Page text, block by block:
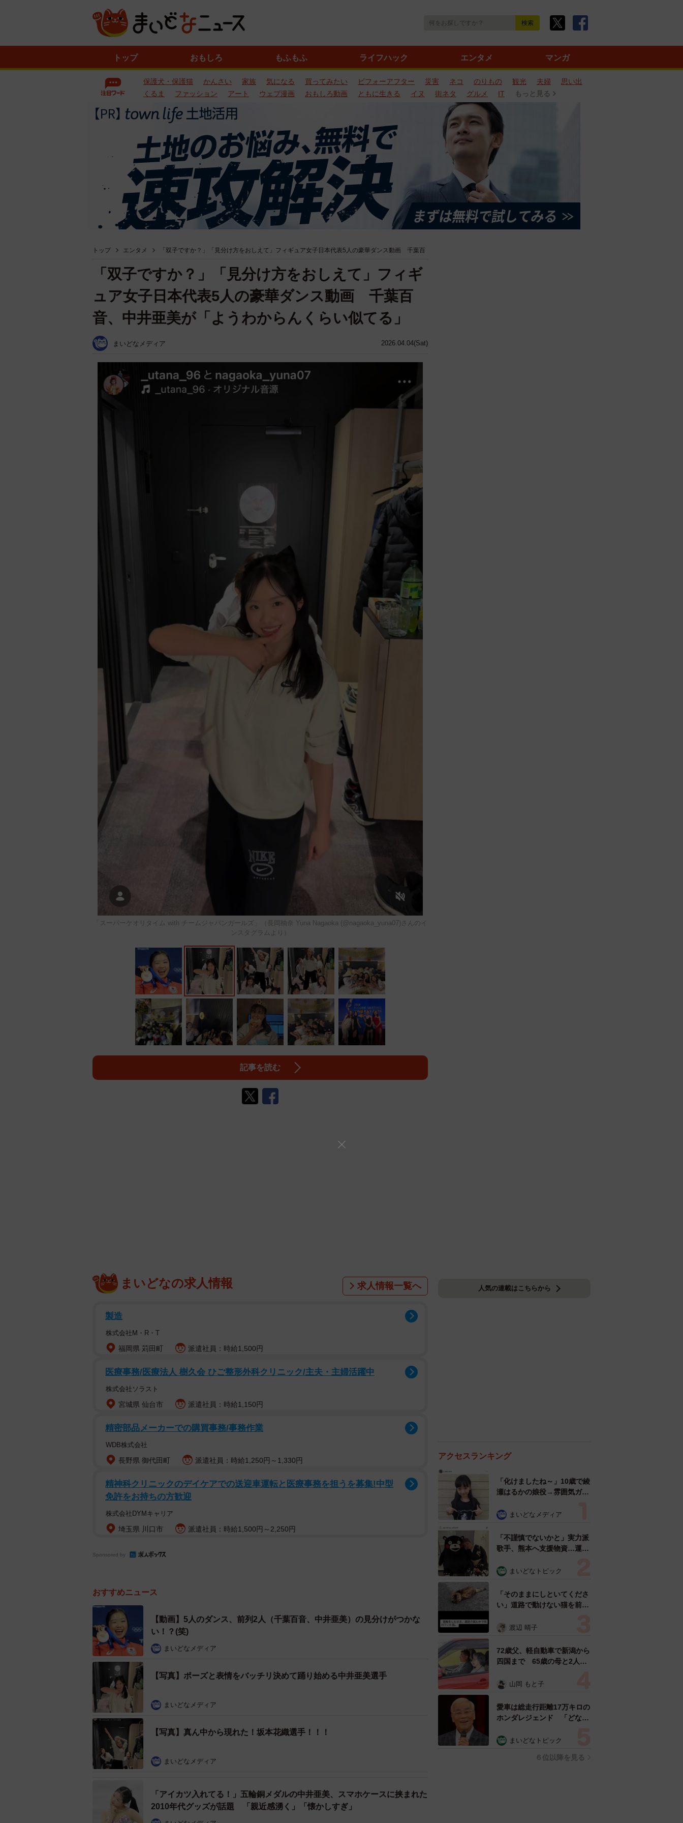
トップ おもしろ もふもふ ライフハック エンタメ マンガ
保護犬・保護猫 かんさい 家族 気になる 買ってみたい ビフォーアフター 災害 ネコ のりもの 観光 夫婦
思い出
くるま
ファッション アート ウェブ漫画 おもしろ動画 ともに生きる イヌ 街ネタ グルメ IT もっと見る
トップ エンタメ 「双子ですか？」「見分け方をおしえて」フィギュア女子日本代表5人の豪華ダンス動画 千葉百
2026.04.04(Sat)
「双子ですか？」「見分け方をおしえて」フィギ
ュア女子日本代表5人の豪華ダンス動画 千葉百
音、中井亜美が「ようわからんくらい似てる」
まいどなメディア
「スーパーケオリタイム with チームジャパンガールズ」（長岡柚奈 Yuna Nagaoka (@nagaoka_yuna07)さんのイ
ンスタグラムより）
記事を読む
まいどなの求人情報 求人情報一覧へ
製造
株式会社M・R・T
福岡県 苅田町 派遣社員：時給1,500円
医療事務/医療法人 樹久会 ひご整形外科クリニック/主夫・主婦活躍中
株式会社ソラスト
宮城県 仙台市 派遣社員：時給1,150円
精密部品メーカーでの購買事務/事務作業
WDB株式会社
長野県 御代田町 派遣社員：時給1,250円～1,330円
精神科クリニックのデイケアでの送迎車運転と医療事務を担うを募集!中型
免許をお持ちの方歓迎
株式会社DYMキャリア
埼玉県 川口市 派遣社員：時給1,500円～2,250円
Sponsored by
おすすめニュース
【動画】5人のダンス、前列2人（千葉百音、中井亜美）の見分けがつかな
い！？(笑)
まいどなメディア
【写真】ポーズと表情をバッチリ決めて踊り始める中井亜美選手
まいどなメディア
【写真】真ん中から現れた！坂本花織選手！！！
まいどなメディア
「アイカツ入れてる！」五輪銅メダルの中井亜美、スマホケースに挟まれた
2010年代グッズが話題 「親近感湧く」「懐かしすぎ」
人気の連載はこちらから
アクセスランキング
「化けましたね～」10歳で綾
瀬はるかの娘役→雰囲気ガラ
雰囲気が」「宝塚に入れそ
まいどなメディア
「不謹慎でないかと」実力派
歌手、熊本へ支援物資…運搬
めらい 「痛いほど伝わる」
まいどなトピック
「そのままにしといてくださ
い」道路で動けない猫を前に
ようとした4日間 「命の重
表の訴え
渡辺 晴子
72歳父、軽自動車で新潟から
四国まで 65歳の母と2人で
憩まで分刻み… 「大学生で
山岡 もと子
愛車は総走行距離17万キロの
ホンダレジェンド 「どなた
所漫才師が譲渡の意向
まいどなトピック
６位以降を見る